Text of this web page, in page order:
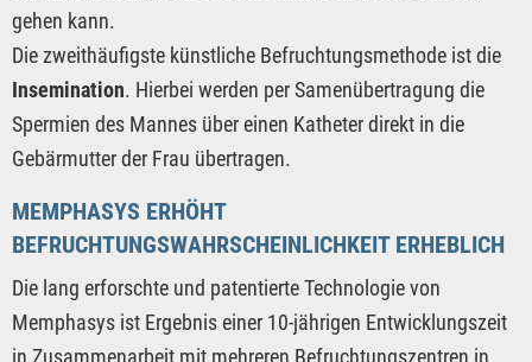
gehen kann.
Die zweithäufigste künstliche Befruchtungsmethode ist die
Insemination. Hierbei werden per Samenübertragung die
Spermien des Mannes über einen Katheter direkt in die
Gebärmutter der Frau übertragen.
MEMPHASYS ERHÖHT
BEFRUCHTUNGSWAHRSCHEINLICHKEIT ERHEBLICH
Die lang erforschte und patentierte Technologie von
Memphasys ist Ergebnis einer 10-jährigen Entwicklungszeit
in Zusammenarbeit mit mehreren Befruchtungszentren in